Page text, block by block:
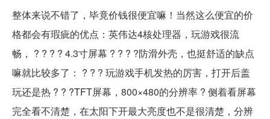
整体来说不错了，毕竟价钱很便宜嘛！当然这么便宜的价
格都会有瑕疵的优点：英伟达4核处理器，玩游戏很流
畅， ? ? ? ? 4.3寸屏幕 ? ? ? ?防滑外壳，也挺舒适的缺点
嘛就比较多了： ? ? ? 玩游戏手机发热的厉害，打开后盖
玩还是热 ? ? ?TFT屏幕，800×480的分辨率 ? 侧着看屏幕
完全看不清楚，在太阳下开最大亮度也不是很清楚，分辨